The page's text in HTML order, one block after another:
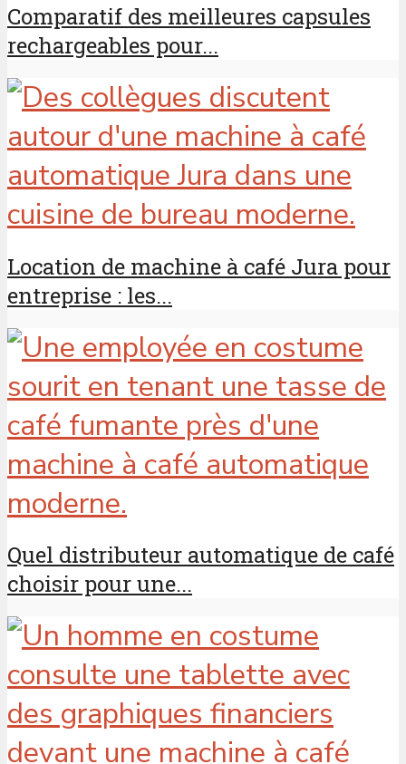
Comparatif des meilleures capsules
rechargeables pour...
Location de machine à café Jura pour
entreprise : les...
Quel distributeur automatique de café
choisir pour une...